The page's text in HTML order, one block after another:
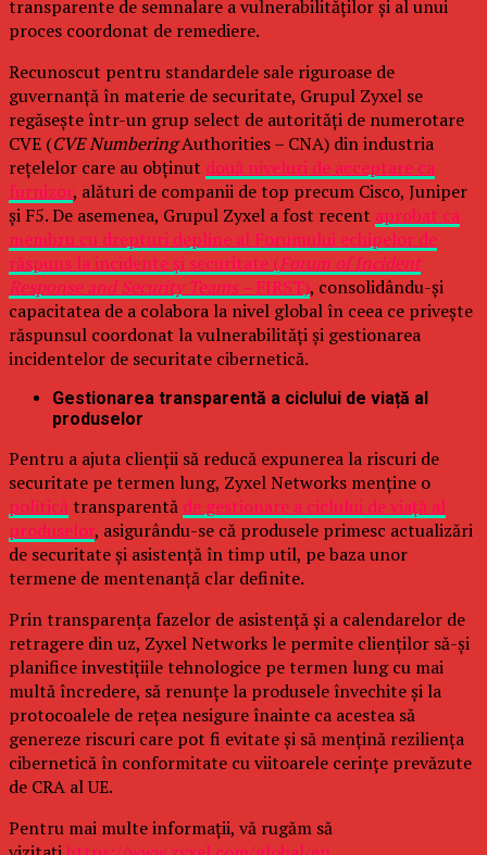
transparente de semnalare a vulnerabilităților și al unui
proces coordonat de remediere.
Recunoscut pentru standardele sale riguroase de
guvernanță în materie de securitate, Grupul Zyxel se
regăsește într-un grup select de autorități de numerotare
CVE (CVE NumberingAuthorities – CNA) din industria
rețelelor care au obținut două niveluri de acceptare ca
furnizor, alături de companii de top precum Cisco, Juniper
și F5. De asemenea, Grupul Zyxel a fost recent aprobat ca
membru cu drepturi depline al Forumului echipelor de
răspuns la incidente și securitate (Forum of Incident
Response and Security Teams –FIRST), consolidându-și
capacitatea de a colabora la nivel global în ceea ce privește
răspunsul coordonat la vulnerabilități și gestionarea
incidentelor de securitate cibernetică.
Gestionarea transparentă a ciclului de viață al
produselor
Pentru a ajuta clienții să reducă expunerea la riscuri de
securitate pe termen lung, Zyxel Networks menține o
politică transparentă de gestionare a ciclului de viață al
produselor, asigurându-se că produsele primesc actualizări
de securitate și asistență în timp util, pe baza unor
termene de mentenanță clar definite.
Prin transparența fazelor de asistență și a calendarelor de
retragere din uz, Zyxel Networks le permite clienților să-și
planifice investițiile tehnologice pe termen lung cu mai
multă încredere, să renunțe la produsele învechite și la
protocoalele de rețea nesigure înainte ca acestea să
genereze riscuri care pot fi evitate și să mențină reziliența
cibernetică în conformitate cu viitoarele cerințe prevăzute
de CRA al UE.
Pentru mai multe informații, vă rugăm să